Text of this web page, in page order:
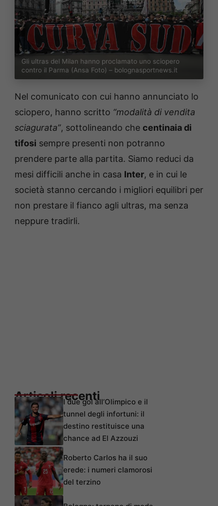
Gli ultras del Milan hanno proclamato uno sciopero
contro il Parma (Ansa Foto) – bolognasportnews.it
Nel comunicato con cui hanno annunciato lo
sciopero, hanno scritto “modalità di vendita
sciagurata”, sottolineando che centinaia di
tifosi sempre presenti non potranno
prendere parte alla partita. Siamo reduci da
mesi difficili anche in casa Inter, e in cui le
società stanno cercando i migliori equilibri per
non prestare il fianco agli ultras, ma senza
neppure tradirli.
Articoli recentiI due gol all’Olimpico e il
tunnel degli infortuni: il
destino restituisce una
chance ad El Azzouzi
Roberto Carlos ha il suo
erede: i numeri clamorosi
del terzino